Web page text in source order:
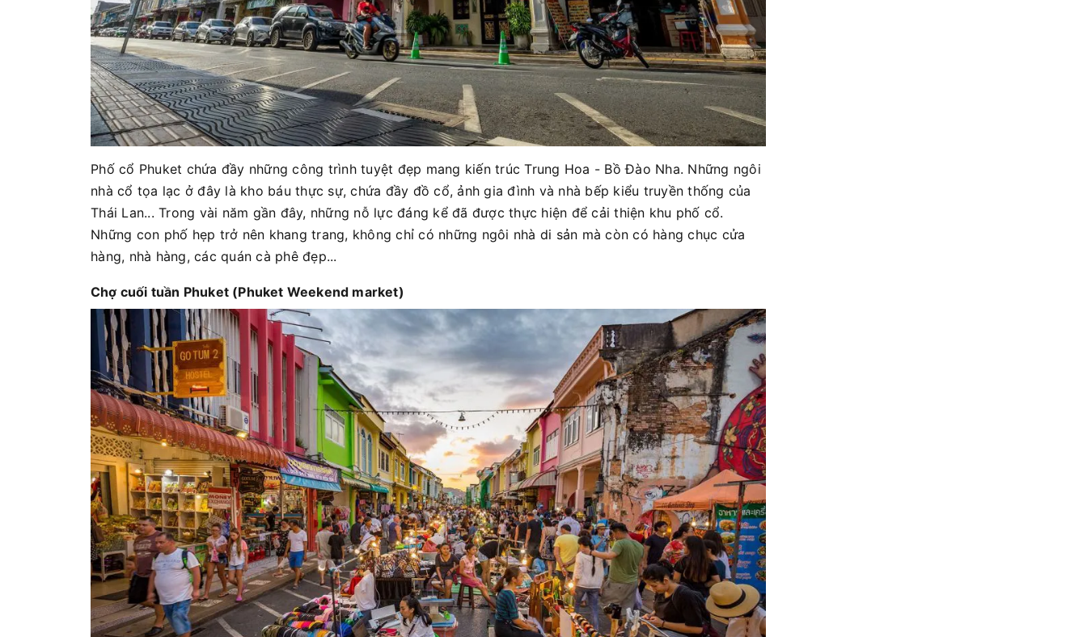
Phố cổ Phuket chứa đầy những công trình tuyệt đẹp mang kiến ​​trúc Trung Hoa - Bồ Đào Nha. Những ngôi
nhà cổ tọa lạc ở đây là kho báu thực sự, chứa đầy đồ cổ, ảnh gia đình và nhà bếp kiểu truyền thống của
Thái Lan... Trong vài năm gần đây, những nỗ lực đáng kể đã được thực hiện để cải thiện khu phố cổ.
Những con phố hẹp trở nên khang trang, không chỉ có những ngôi nhà di sản mà còn có hàng chục cửa
hàng, nhà hàng, các quán cà phê đẹp...
Chợ cuối tuần Phuket (Phuket Weekend market)